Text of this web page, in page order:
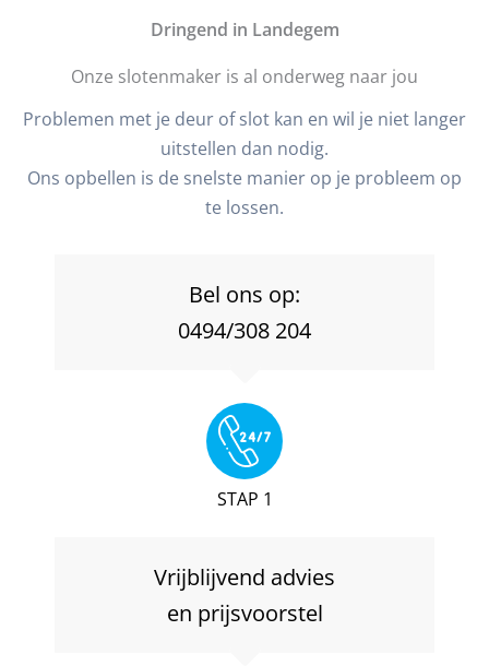
Dringend in Landegem
Onze slotenmaker is al onderweg naar jou
Problemen met je deur of slot kan en wil je niet langer
uitstellen dan nodig.
Ons opbellen is de snelste manier op je probleem op
te lossen.
Bel ons op:
0494/308 204
STAP 1
Vrijblijvend advies
en prijsvoorstel